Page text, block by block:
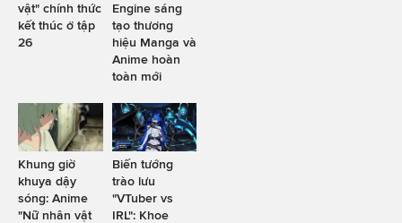
vật" chính thức
kết thúc ở tập
26
Engine sáng
tạo thương
hiệu Manga và
Anime hoàn
toàn mới
Khung giờ
khuya dậy
sóng: Anime
"Nữ nhân vật
Biến tướng
trào lưu
"VTuber vs
IRL": Khoe